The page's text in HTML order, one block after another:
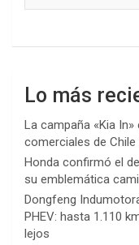
Lo más
La campaña «Kia
comerciales de
Honda confirmó el
su emblemática
Dongfeng
PHEV: hasta 1.110
lejos